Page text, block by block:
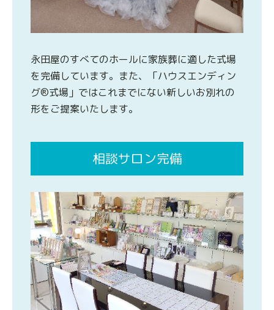
永田屋のすべてのホールに家族葬に適した式場
を完備しています。また、「ハウスエンディン
グ®式場」ではこれまでにない新しいお別れの
形をご提案いたします。
相談サロン完備